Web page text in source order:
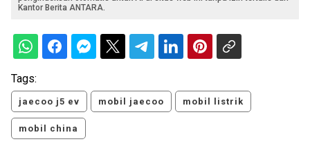
Kantor Berita ANTARA.
Tags:
jaecoo j5 ev mobil jaecoo mobil listrik
mobil china